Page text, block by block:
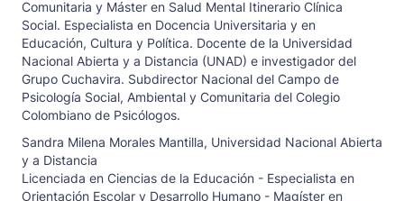
Comunitaria y Máster en Salud Mental Itinerario Clínica
Social. Especialista en Docencia Universitaria y en
Educación, Cultura y Política. Docente de la Universidad
Nacional Abierta y a Distancia (UNAD) e investigador del
Grupo Cuchavira. Subdirector Nacional del Campo de
Psicología Social, Ambiental y Comunitaria del Colegio
Colombiano de Psicólogos.
Sandra Milena Morales Mantilla, Universidad Nacional Abierta
y a Distancia
Licenciada en Ciencias de la Educación - Especialista en
Orientación Escolar y Desarrollo Humano - Magíster en